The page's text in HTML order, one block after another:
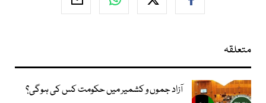
متعلقہ
آزاد جموں و کشمیر میں حکومت کس کی ہوگی؟